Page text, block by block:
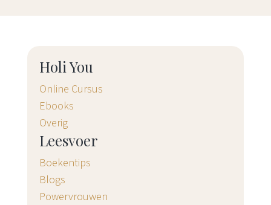
Holi You
Online Cursus
Ebooks
Overig
Leesvoer
Boekentips
Blogs
Powervrouwen